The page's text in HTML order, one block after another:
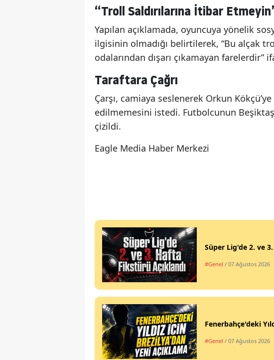
“Troll Saldırılarına İtibar
Yapılan açıklamada, oyuncuya yönelik
ilgisinin olmadığı belirtilerek, “Bu alçak
odalarından dışarı çıkamayan farelerdir”
Taraftara Çağrı
Çarşı, camiaya seslenerek Orkun
edilmemesini istedi. Futbolcunun
çizildi.
Eagle Media Haber Merkezi
Süper Lig'de 2. ve
#Genel / 07 Ağustos 2026
Fenerbahçe'deki
#Genel / 07 Ağustos 2026